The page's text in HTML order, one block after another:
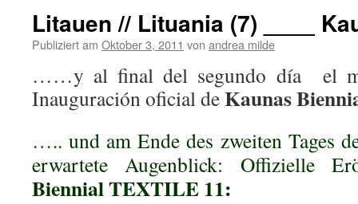
Litauen // Lituania (7) ____
Publiziert am Oktober 3, 2011 von andrea milde
……y al final del segundo día el
Inauguración oficial deKaunas
….. und am Ende des zweiten Tages
erwartete Augenblick: Offizielle
Biennial TEXTILE 11: